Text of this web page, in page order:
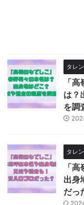
タレ
「
は？
を調
タレ
「
出身
だっ